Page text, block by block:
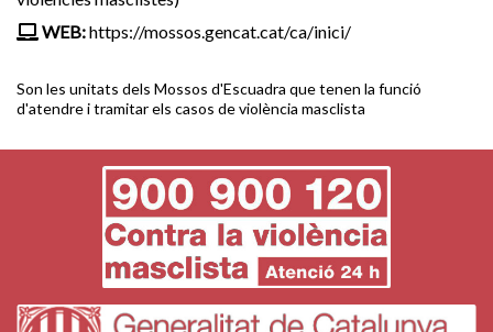
WEB:https://mossos.gencat.cat/ca/inici/
Son les unitats dels Mossos d'Escuadra que tenen la funció
d'atendre i tramitar els casos de violència masclista